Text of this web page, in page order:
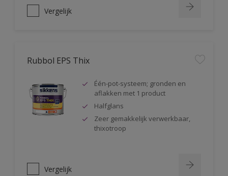
Vergelijk
Rubbol EPS Thix
Één-pot-systeem; gronden en
aflakken met 1 product
Halfglans
Zeer gemakkelijk verwerkbaar,
thixotroop
Vergelijk